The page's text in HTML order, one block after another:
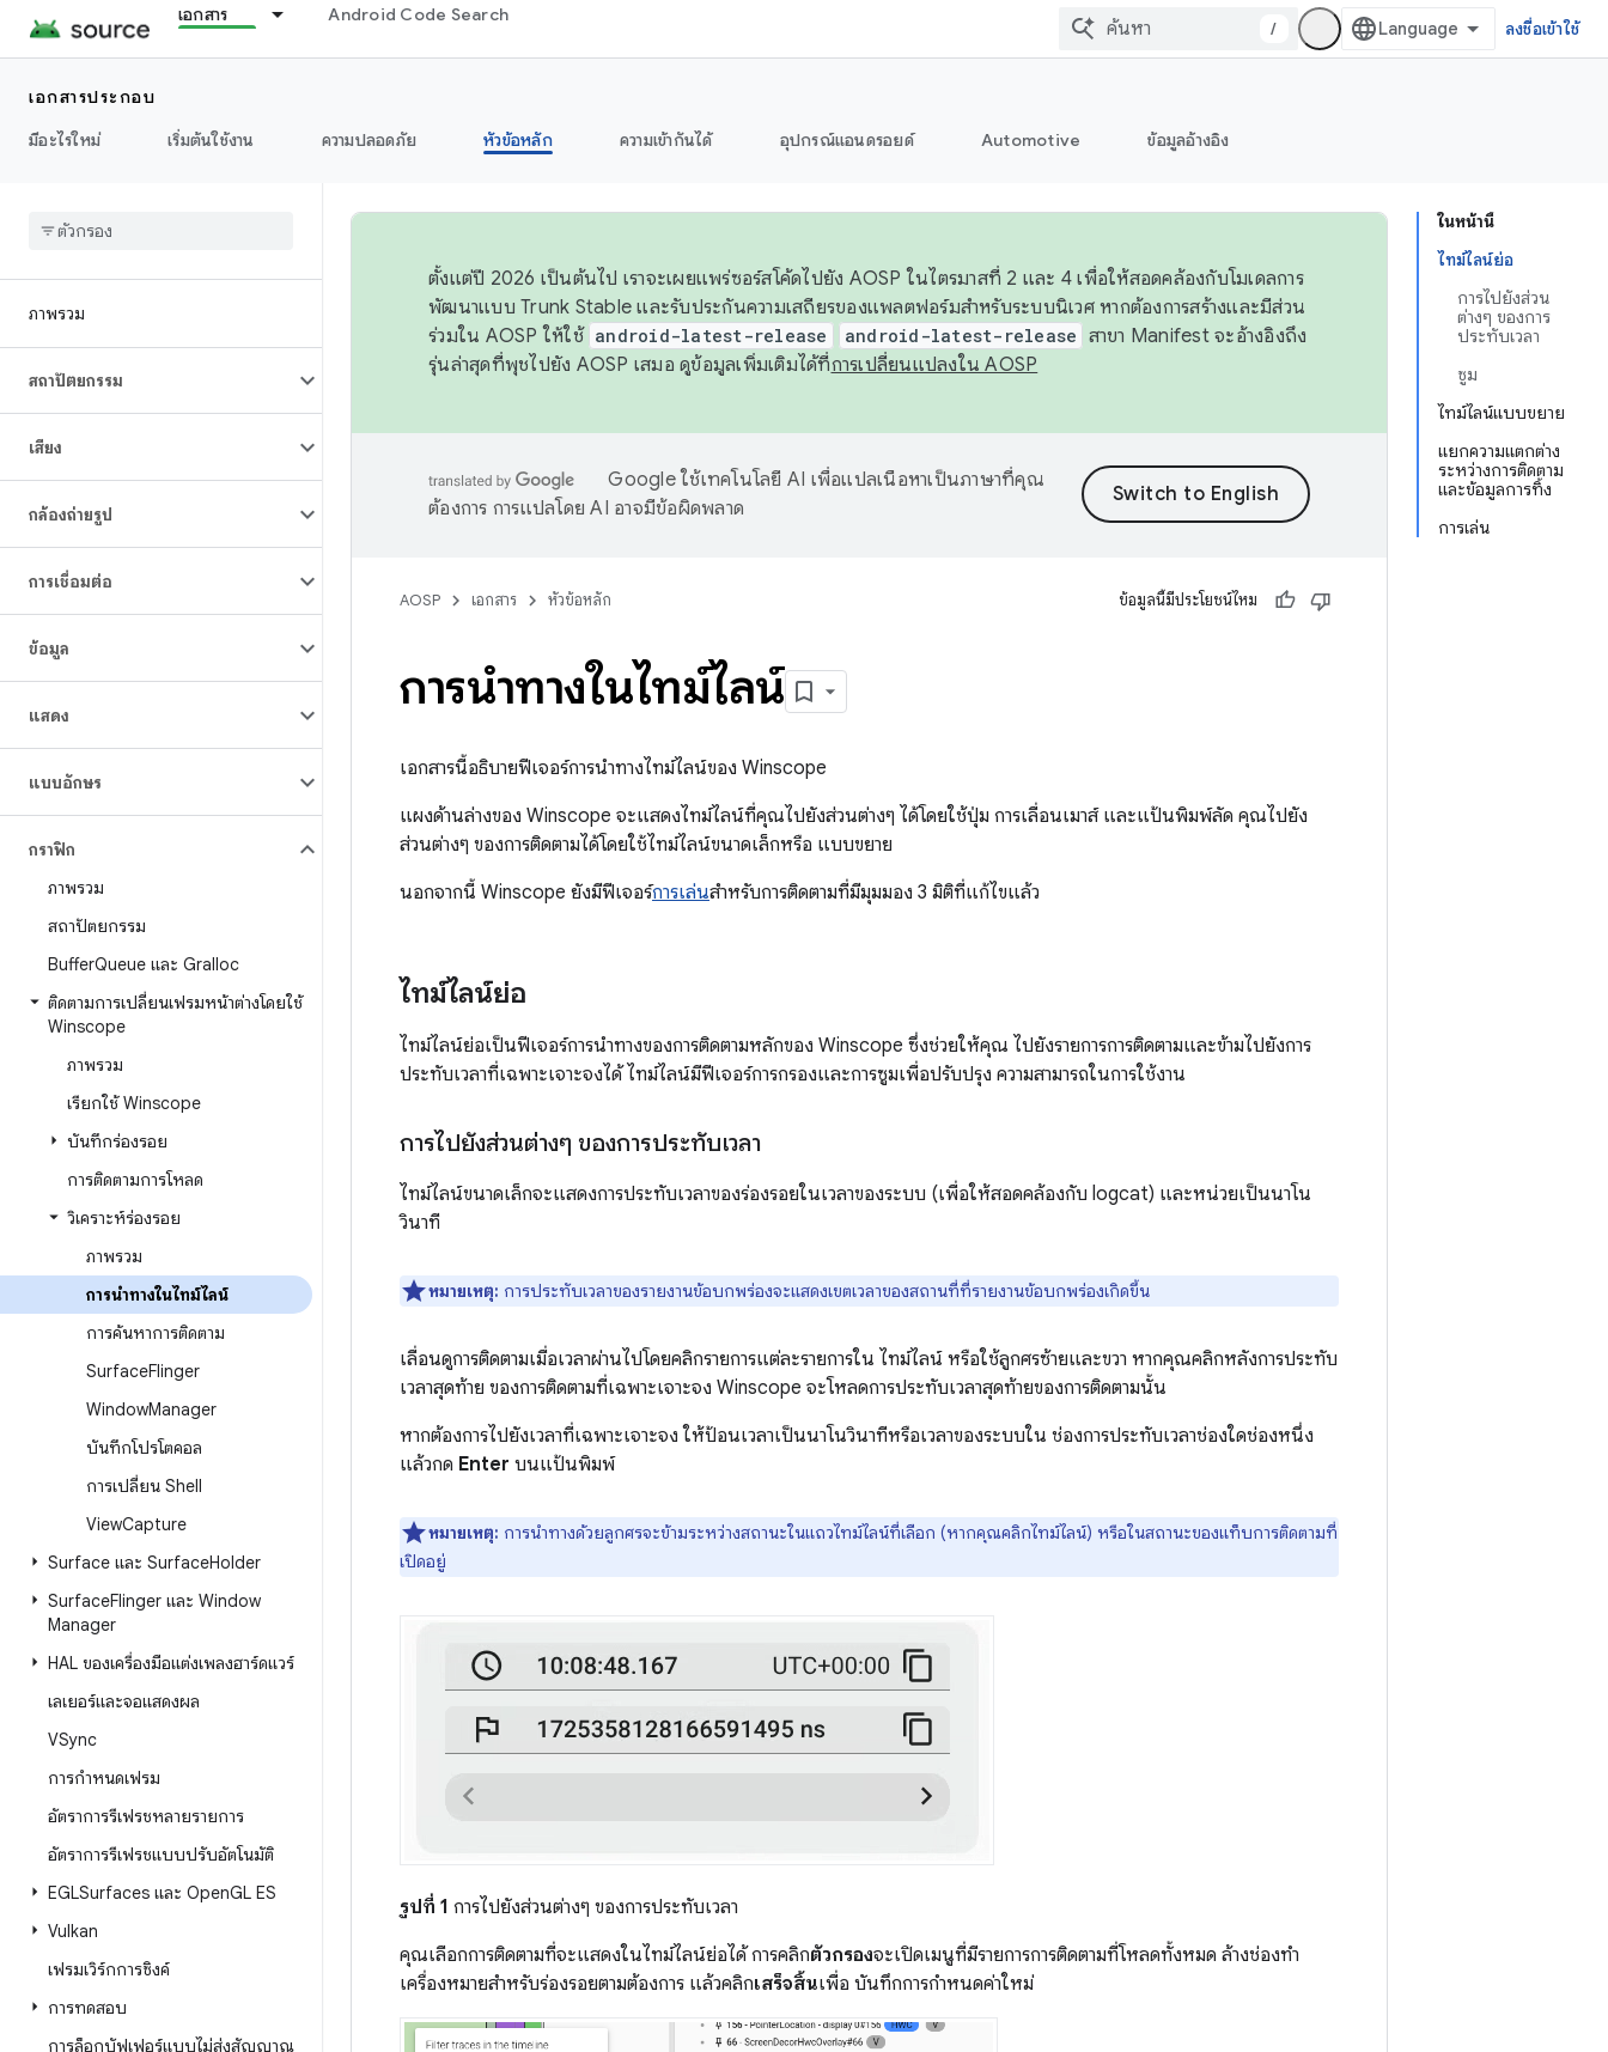
เอกสาร Android Code Search
/ ลงชื่อเข้าใช้
เอกสารประกอบ
มีอะไรใหม่
เริ่มต้นใช้งาน ความปลอดภัย หัวข้อหลัก ความเข้ากันได้ อุปกรณ์แอนดรอยด์ Automotive ข้อมูลอ้างอิง
ภาพรวม
สถาปัตยกรรม
เสียง
กล้องถ่ายรูป
การเชื่อมต่อ
ข้อมูล
แสดง
แบบอักษร
กราฟิก
ภาพรวม
สถาปัตยกรรม
BufferQueue และ Gralloc
ติดตามการเปลี่ยนเฟรมหน้าต่างโดยใช้
Winscope
ภาพรวม
เรียกใช้ Winscope
บันทึกร่องรอย
การติดตามการโหลด
วิเคราะห์ร่องรอย
ภาพรวม
การนำทางในไทม์ไลน์
การค้นหาการติดตาม
SurfaceFlinger
WindowManager
บันทึกโปรโตคอล
การเปลี่ยน Shell
ViewCapture
Surface และ SurfaceHolder
SurfaceFlinger และ Window
Manager
HAL ของเครื่องมือแต่งเพลงฮาร์ดแวร์
เลเยอร์และจอแสดงผล
VSync
การกำหนดเฟรม
อัตราการรีเฟรชหลายรายการ
อัตราการรีเฟรชแบบปรับอัตโนมัติ
EGLSurfaces และ OpenGL ES
Vulkan
เฟรมเวิร์กการซิงค์
การทดสอบ
การล็อกบัฟเฟอร์แบบไม่ส่งสัญญาณ
ในหน้านี้
ไทม์ไลน์ย่อ
การไปยังส่วน
ต่างๆ ของการ
ประทับเวลา
ซูม
ไทม์ไลน์แบบขยาย
แยกความแตกต่าง
ระหว่างการติดตาม
และข้อมูลการทิ้ง
การเล่น
ตั้งแต่ปี 2026 เป็นต้นไป เราจะเผยแพร่ซอร์สโค้ดไปยัง AOSP ในไตรมาสที่ 2 และ 4 เพื่อให้สอดคล้องกับโมเดลการ
พัฒนาแบบ Trunk Stable และรับประกันความเสถียรของแพลตฟอร์มสำหรับระบบนิเวศ หากต้องการสร้างและมีส่วน
ร่วมใน AOSP ให้ใช้ android-latest-release android-latest-release สาขา Manifest จะอ้างอิงถึง
รุ่นล่าสุดที่พุชไปยัง AOSP เสมอ ดูข้อมูลเพิ่มเติมได้ที่การเปลี่ยนแปลงใน AOSP
Google ใช้เทคโนโลยี AI เพื่อแปลเนื้อหาเป็นภาษาที่คุณ
ต้องการ การแปลโดย AI อาจมีข้อผิดพลาด
AOSP เอกสาร หัวข้อหลัก ข้อมูลนี้มีประโยชน์ไหม
การนำทางในไทม์ไลน์
เอกสารนี้อธิบายฟีเจอร์การนำทางไทม์ไลน์ของ Winscope
แผงด้านล่างของ Winscope จะแสดงไทม์ไลน์ที่คุณไปยังส่วนต่างๆ ได้โดยใช้ปุ่ม การเลื่อนเมาส์ และแป้นพิมพ์ลัด คุณไปยัง
ส่วนต่างๆ ของการติดตามได้โดยใช้ไทม์ไลน์ขนาดเล็กหรือ แบบขยาย
นอกจากนี้ Winscope ยังมีฟีเจอร์การเล่นสำหรับการติดตามที่มีมุมมอง 3 มิติที่แก้ไขแล้ว
ไทม์ไลน์ย่อ
ไทม์ไลน์ย่อเป็นฟีเจอร์การนำทางของการติดตามหลักของ Winscope ซึ่งช่วยให้คุณ ไปยังรายการการติดตามและข้ามไปยังการ
ประทับเวลาที่เฉพาะเจาะจงได้ ไทม์ไลน์มีฟีเจอร์การกรองและการซูมเพื่อปรับปรุง ความสามารถในการใช้งาน
การไปยังส่วนต่างๆ ของการประทับเวลา
ไทม์ไลน์ขนาดเล็กจะแสดงการประทับเวลาของร่องรอยในเวลาของระบบ (เพื่อให้สอดคล้องกับ logcat) และหน่วยเป็นนาโน
วินาที
หมายเหตุ: การประทับเวลาของรายงานข้อบกพร่องจะแสดงเขตเวลาของสถานที่ที่รายงานข้อบกพร่องเกิดขึ้น
เลื่อนดูการติดตามเมื่อเวลาผ่านไปโดยคลิกรายการแต่ละรายการใน ไทม์ไลน์ หรือใช้ลูกศรซ้ายและขวา หากคุณคลิกหลังการประทับ
เวลาสุดท้าย ของการติดตามที่เฉพาะเจาะจง Winscope จะโหลดการประทับเวลาสุดท้ายของการติดตามนั้น
หากต้องการไปยังเวลาที่เฉพาะเจาะจง ให้ป้อนเวลาเป็นนาโนวินาทีหรือเวลาของระบบใน ช่องการประทับเวลาช่องใดช่องหนึ่ง
แล้วกด Enter บนแป้นพิมพ์
หมายเหตุ: การนำทางด้วยลูกศรจะข้ามระหว่างสถานะในแถวไทม์ไลน์ที่เลือก (หากคุณคลิกไทม์ไลน์) หรือในสถานะของแท็บการติดตามที่
เปิดอยู่
รูปที่ 1 การไปยังส่วนต่างๆ ของการประทับเวลา
คุณเลือกการติดตามที่จะแสดงในไทม์ไลน์ย่อได้ การคลิกตัวกรองจะเปิดเมนูที่มีรายการการติดตามที่โหลดทั้งหมด ล้างช่องทำ
เครื่องหมายสำหรับร่องรอยตามต้องการ แล้วคลิกเสร็จสิ้นเพื่อ บันทึกการกำหนดค่าใหม่